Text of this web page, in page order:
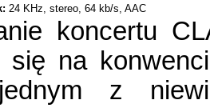
24 KHz, stereo, 64 kb/s, AAC
koncertu
się na
z